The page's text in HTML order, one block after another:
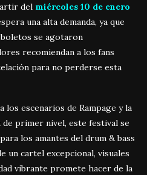
del miércoles 10 de enero
una alta demanda, ya que
se agotaron
recomiendan a los fans
para no perderse esta
los escenarios de Rampage y la
primer nivel, este festival se
los amantes del drum & bass
un cartel excepcional, visuales
vibrante promete hacer de la